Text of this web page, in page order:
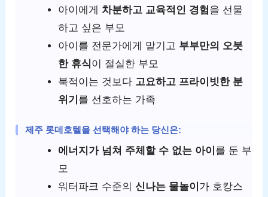
아이에게 차분하고 교육적인 경험을 선물
하고 싶은 부모
아이를 전문가에게 맡기고 부부만의 오붓
한 휴식이 절실한 부모
북적이는 것보다 고요하고 프라이빗한 분
위기 를 선호하는 가족
제주 롯데호텔을 선택해야 하는 당신은:
에너지가 넘쳐 주체할 수 없는 아이 를 둔 부
모
워터파크 수준의신나는 물놀이 가 호캉스